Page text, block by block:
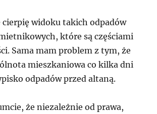
cierpię widoku takich odpadów
które są częściami
Sama mam problem z tym, że
mieszkaniowa co kilka dni
odpadów przed altaną.
że niezależnie od prawa,